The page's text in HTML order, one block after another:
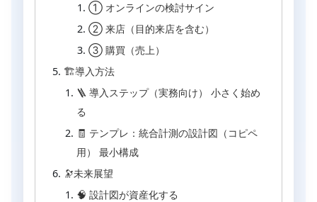
① オンラインの検討サイン
② 来店（目的来店を含む）
③ 購買（売上）
🏗導入方法
🪜 導入ステップ（実務向け） 小さく始め
る
🧾 テンプレ：統合計測の設計図（コピペ
用） 最小構成
🔭未来展望
🧠 設計図が資産化する